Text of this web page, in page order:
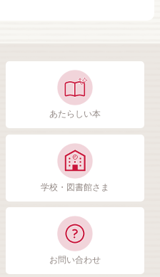
あたらしい本
学校・図書館さま
お問い合わせ